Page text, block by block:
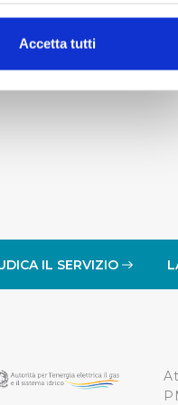
(impronte
che l’Utente ha fornito
i singoli cookie
Accetta tutti
IL SERVIZIO